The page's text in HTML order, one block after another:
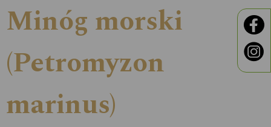
Minóg morski
(Petromyzon
marinus)